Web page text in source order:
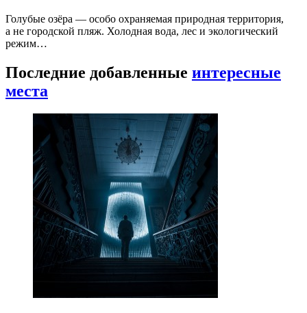
Голубые озёра — особо охраняемая природная территория,
а не городской пляж. Холодная вода, лес и экологический
режим…
Последние добавленные интересные
места